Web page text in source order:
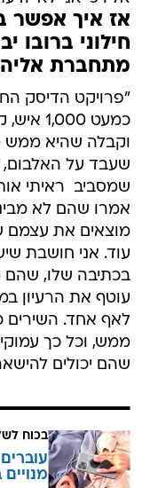
אז איך אפשר
חילוני
מתחברת
"פרויקט הדיסק
כמעט
וקבלה שהיא ממש
שעבד על האלבום,
שמסביב  ראיתי
אמרו שהם לא
מוצאים את עצמם
עוד. אני חושבת
בכתיבה שלו, שהם
עוטף את הרעיון
לאף אחד. השירים
שהם יכולים
בכוח
מנויים ב- 75